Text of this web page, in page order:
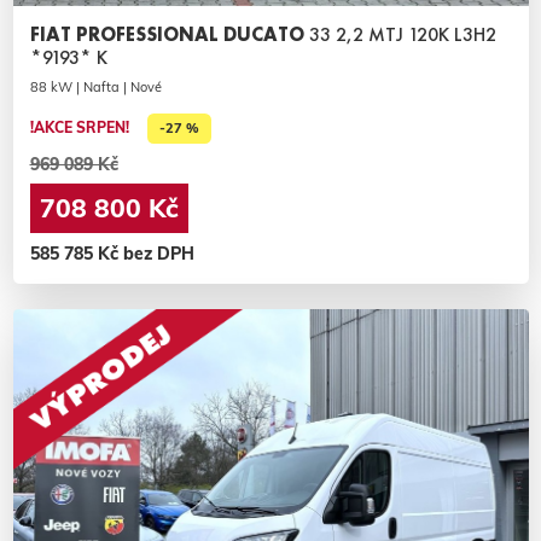
FIAT PROFESSIONAL DUCATO33 2,2 MTJ 120K L3H2
*9193* K
88 kW | Nafta | Nové
!AKCE SRPEN! -27 %
969 089 Kč
708 800 Kč
585 785 Kč bez DPH